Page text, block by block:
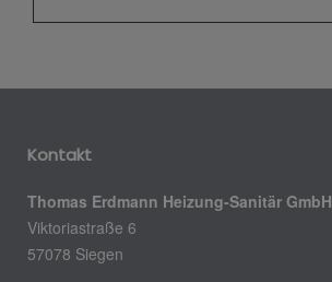
Kontakt
Thomas Erdmann Heizung-Sanitär GmbH
Viktoriastraße 6
57078 Siegen